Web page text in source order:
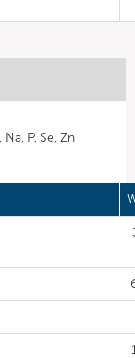
P, Se, Zn